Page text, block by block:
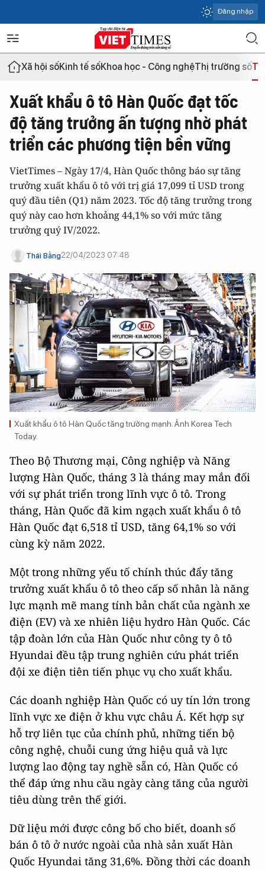
Đăng nhập
Xã hội sốKinh tế sốKhoa học - Công nghệThị trường số
Xuất khẩu ô tô Hàn Quốc đạt tốc
độ tăng trưởng ấn tượng nhờ phát
triển các phương tiện bền vững
VietTimes – Ngày 17/4, Hàn Quốc thông báo sự tăng
trưởng xuất khẩu ô tô với trị giá 17,099 tỉ USD trong
quý đầu tiên (Q1) năm 2023. Tốc độ tăng trưởng trong
quý này cao hơn khoảng 44,1% so với mức tăng
trưởng quý IV/2022.
Thái Bằng22/04/2023 07:48
Xuất khẩu ô tô Hàn Quốc tăng trưởng mạnh. Ảnh Korea Tech
Today.
Theo Bộ Thương mại, Công nghiệp và Năng
lượng Hàn Quốc, tháng 3 là tháng may mắn đối
với sự phát triển trong lĩnh vực ô tô. Trong
tháng, Hàn Quốc đã kim ngạch xuất khẩu ô tô
Hàn Quốc đạt 6,518 tỉ USD, tăng 64,1% so với
cùng kỳ năm 2022.
Một trong những yếu tố chính thúc đẩy tăng
trưởng xuất khẩu ô tô theo cấp số nhân là năng
lực mạnh mẽ mang tính bản chất của ngành xe
điện (EV) và xe nhiên liệu hydro Hàn Quốc. Các
tập đoàn lớn của Hàn Quốc như công ty ô tô
Hyundai đều tập trung nghiên cứu phát triển
đội xe điện tiên tiến phục vụ cho xuất khẩu.
Các doanh nghiệp Hàn Quốc có uy tín lớn trong
lĩnh vực xe điện ở khu vực châu Á. Kết hợp sự
hỗ trợ liên tục của chính phủ, những tiến bộ
công nghệ, chuỗi cung ứng hiệu quả và lực
lượng lao động tay nghề sẵn có, Hàn Quốc có
thể đáp ứng nhu cầu ngày càng tăng của người
tiêu dùng trên thế giới.
Dữ liệu mới được công bố cho biết, doanh số
bán ô tô ở nước ngoài của nhà sản xuất Hàn
Quốc Hyundai tăng 31,6%. Đồng thời các doanh